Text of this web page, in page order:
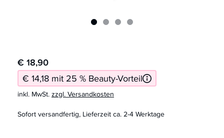
€ 18,90
€ 14,18 mit 25 % Beauty-Vorteil
inkl. MwSt.zzgl. Versandkosten
Sofort versandfertig, Lieferzeit ca. 2-4 Werktage